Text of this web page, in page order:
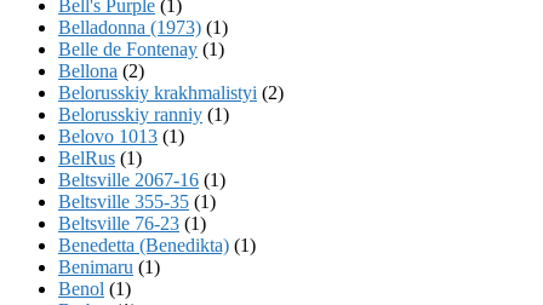
Bell's Purple (1)
Belladonna (1973) (1)
Belle de Fontenay (1)
Bellona (2)
Belorusskiy krakhmalistyi (2)
Belorusskiy ranniy (1)
Belovo 1013 (1)
BelRus (1)
Beltsville 2067-16 (1)
Beltsville 355-35 (1)
Beltsville 76-23 (1)
Benedetta (Benedikta) (1)
Benimaru (1)
Benol (1)